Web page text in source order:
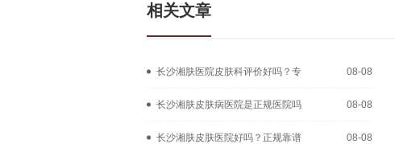
相关文章
长沙湘肤医院皮肤科评价好吗？专 08-08
长沙湘肤皮肤病医院是正规医院吗 08-08
长沙湘肤皮肤医院好吗？正规靠谱 08-08